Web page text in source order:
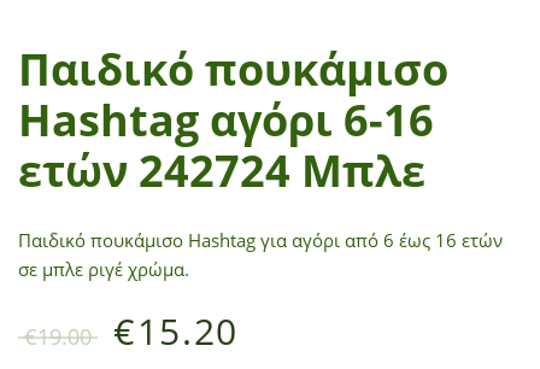
Παιδικό πουκάμισο
Hashtag αγόρι 6-16
ετών 242724 Μπλε
Παιδικό πουκάμισο Hashtag για αγόρι από 6 έως 16 ετών
σε μπλε ριγέ χρώμα.
€19.00 €15.20